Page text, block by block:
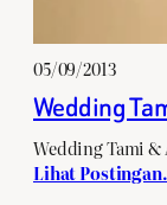
05/09/2013
Wedding
Wedding Tami &
Lihat